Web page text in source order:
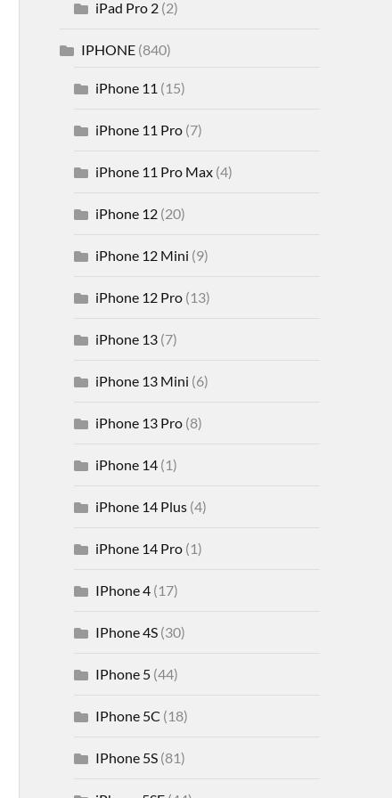
iPad Pro 2(2)
IPHONE(840)
iPhone 11 (15)
iPhone 11 Pro(7)
iPhone 11 Pro Max(4)
iPhone 12(20)
iPhone 12 Mini (9)
iPhone 12 Pro(13)
iPhone 13(7)
iPhone 13 Mini (6)
iPhone 13 Pro(8)
iPhone 14(1)
iPhone 14 Plus(4)
iPhone 14 Pro(1)
IPhone 4(17)
IPhone 4S(30)
IPhone 5(44)
IPhone 5C (18)
IPhone 5S(81)